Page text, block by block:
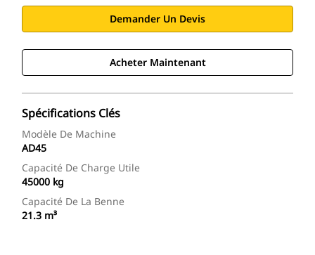
Demander Un Devis
Acheter Maintenant
Spécifications Clés
Modèle De Machine
AD45
Capacité De Charge Utile
45000 kg
Capacité De La Benne
21.3 m³